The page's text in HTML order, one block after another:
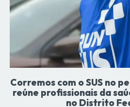
Corremos com o SUS no
reúne profissionais da
no Distrito